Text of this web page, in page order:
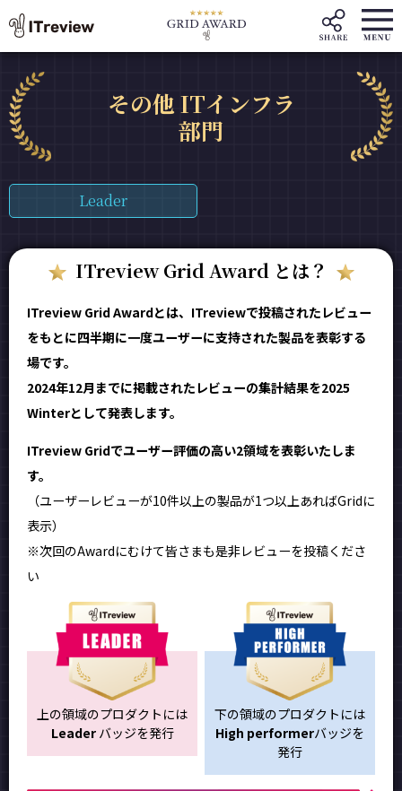
その他 ITインフラ
部門
Leader
ITreview Grid Award とは？
ITreview Grid Awardとは、ITreviewで投稿されたレビュー
をもとに四半期に一度ユーザーに支持された製品を表彰する
場です。
2024年12月までに掲載されたレビューの集計結果を2025
Winterとして発表します。
ITreview Gridでユーザー評価の高い2領域を表彰いたしま
す。
（ユーザーレビューが10件以上の製品が1つ以上あればGridに
表示）
※次回のAwardにむけて皆さまも是非レビューを投稿くださ
い
上の領域のプロダクトには
Leaderバッジを発行
下の領域のプロダクトには
High performerバッジを
発行